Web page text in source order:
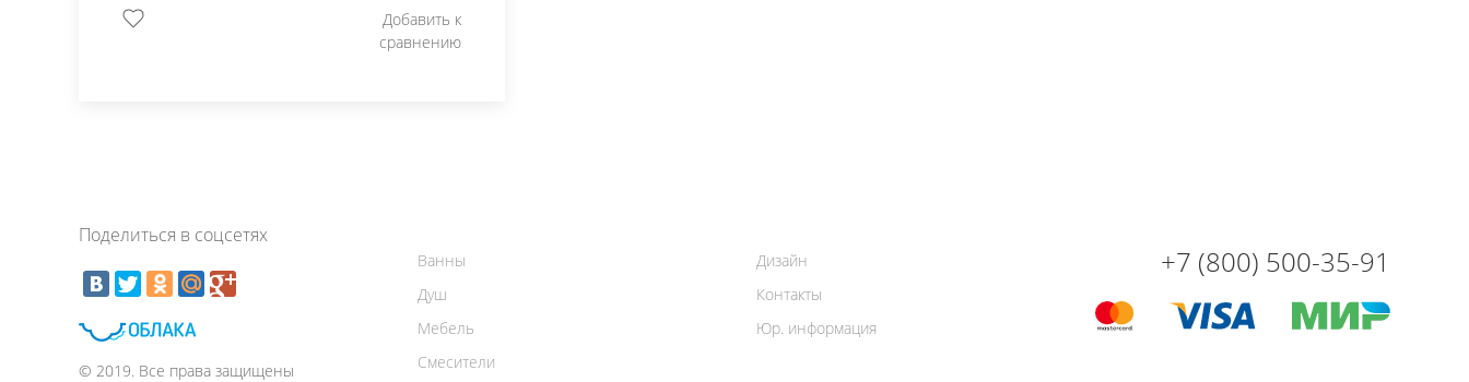
Добавить к
сравнению
Поделиться в соцсетях
© 2019. Все права защищены
Ванны
Душ
Мебель
Смесители
Дизайн
Контакты
Юр. информация
+7 (800) 500-35-91